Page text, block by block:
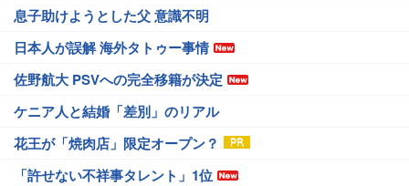
息子助けようとした父 意識不明
日本人が誤解 海外タトゥー事情
佐野航大 PSVへの完全移籍が決定
ケニア人と結婚「差別」のリアル
花王が「焼肉店」限定オープン？
「許せない不祥事タレント」1位